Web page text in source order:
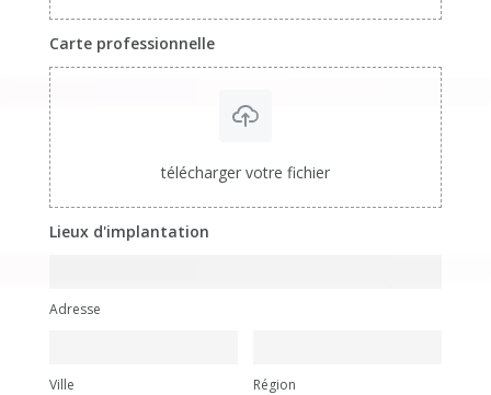
Carte professionnelle
télécharger votre fichier
Lieux d'implantation
Adresse
Ville Région